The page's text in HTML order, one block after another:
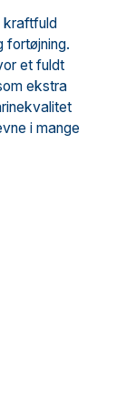
kraftfuld
fortøjning.
et fuldt
ekstra
i mange